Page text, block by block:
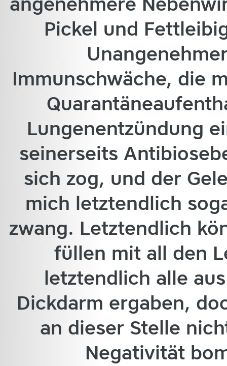
Pickel und
Immunschwäche, die
Lungenentzündung
seinerseits
sich zog, und der
mich letztendlich
zwang. Letztendlich
füllen mit all den
letztendlich alle
Dickdarm ergaben,
an dieser Stelle
Negativität